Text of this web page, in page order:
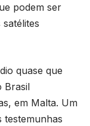
podem ser
quase que
Brasil
em Malta. Um
testemunhas